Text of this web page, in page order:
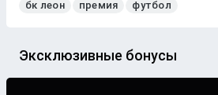
бк леон премия футбол
Эксклюзивные бонусы